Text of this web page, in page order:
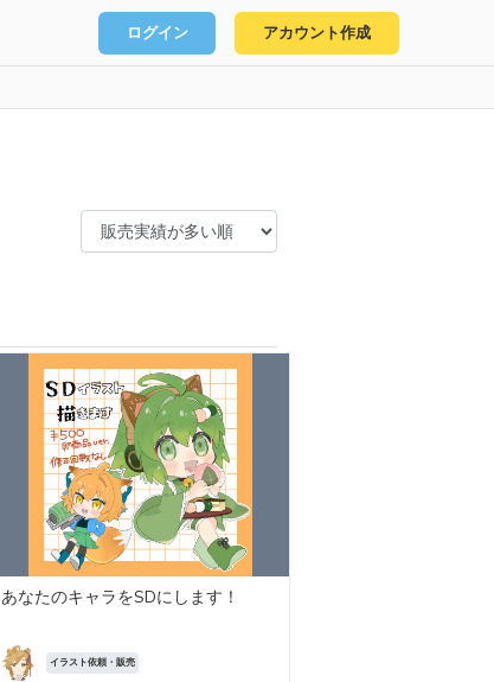
ログイン アカウント作成
あなたのキャラをSDにします！
イラスト依頼・販売